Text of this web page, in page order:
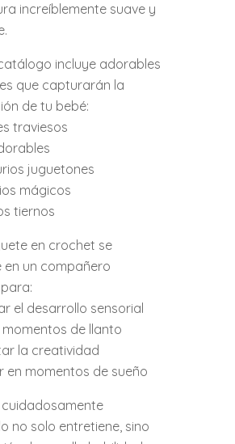
increíblemente suave y
incluye adorables
que capturarán la
de tu bebé:
traviesos
juguetones
mágicos
tiernos
en crochet se
en un compañero
el desarrollo sensorial
momentos de llanto
la creatividad
en momentos de sueño
cuidadosamente
no solo entretiene, sino